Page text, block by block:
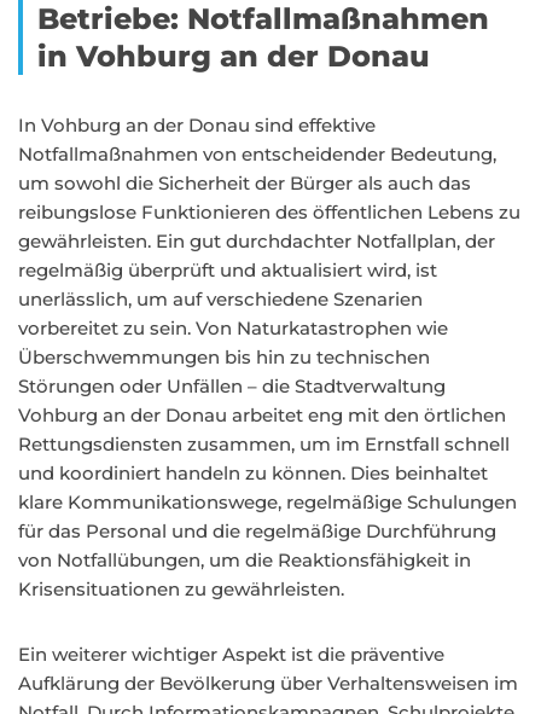
Betriebe: Notfallmaßnahmen
in Vohburg an der Donau
In Vohburg an der Donau sind effektive
Notfallmaßnahmen von entscheidender Bedeutung,
um sowohl die Sicherheit der Bürger als auch das
reibungslose Funktionieren des öffentlichen Lebens zu
gewährleisten. Ein gut durchdachter Notfallplan, der
regelmäßig überprüft und aktualisiert wird, ist
unerlässlich, um auf verschiedene Szenarien
vorbereitet zu sein. Von Naturkatastrophen wie
Überschwemmungen bis hin zu technischen
Störungen oder Unfällen – die Stadtverwaltung
Vohburg an der Donau arbeitet eng mit den örtlichen
Rettungsdiensten zusammen, um im Ernstfall schnell
und koordiniert handeln zu können. Dies beinhaltet
klare Kommunikationswege, regelmäßige Schulungen
für das Personal und die regelmäßige Durchführung
von Notfallübungen, um die Reaktionsfähigkeit in
Krisensituationen zu gewährleisten.
Ein weiterer wichtiger Aspekt ist die präventive
Aufklärung der Bevölkerung über Verhaltensweisen im